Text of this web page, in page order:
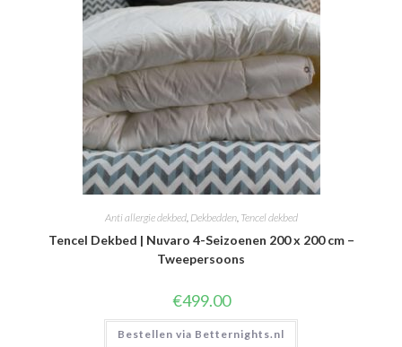
Anti allergie dekbed, Dekbedden, Tencel dekbed
Tencel Dekbed | Nuvaro 4-Seizoenen 200 x 200 cm –
Tweepersoons
€499.00
Bestellen via Betternights.nl